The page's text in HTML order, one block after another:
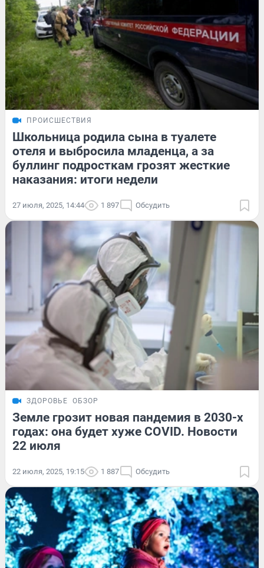
ПРОИСШЕСТВИЯ
Школьница родила сына в туалете
отеля и выбросила младенца, а за
буллинг подросткам грозят жесткие
наказания: итоги недели
27 июля, 2025, 14:44 1 897 Обсудить
ЗДОРОВЬЕ ОБЗОР
Земле грозит новая пандемия в 2030-х
годах: она будет хуже COVID. Новости
22 июля
22 июля, 2025, 19:15 1 887 Обсудить